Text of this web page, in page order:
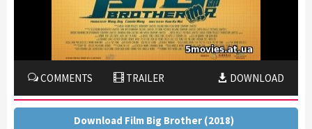
COMMENTS TRAILER DOWNLOAD
Download Film Big Brother (2018)